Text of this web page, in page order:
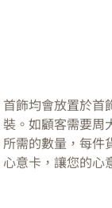
首飾均會放置於首
裝。如顧客需要周
所需的數量，每件
心意卡，讓您的心